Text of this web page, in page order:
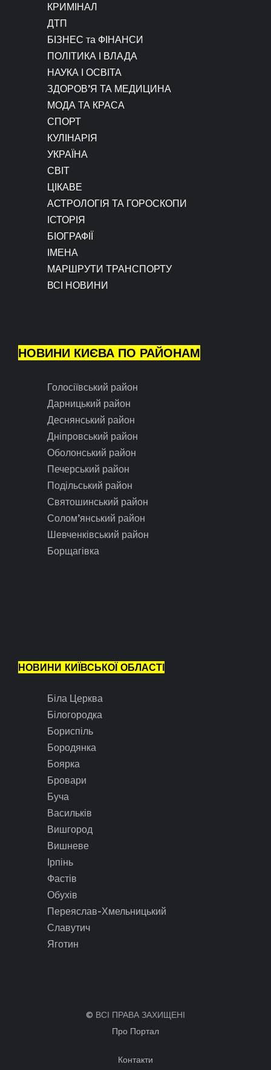
КРИМІНАЛ
ДТП
БІЗНЕС та ФІНАНСИ
ПОЛІТИКА І ВЛАДА
НАУКА І ОСВІТА
ЗДОРОВ’Я ТА МЕДИЦИНА
МОДА ТА КРАСА
СПОРТ
КУЛІНАРІЯ
УКРАЇНА
СВІТ
ЦІКАВЕ
АСТРОЛОГІЯ ТА ГОРОСКОПИ
ІСТОРІЯ
БІОГРАФІЇ
ІМЕНА
МАРШРУТИ ТРАНСПОРТУ
ВСІ НОВИНИ
НОВИНИ КИЄВА ПО РАЙОНАМ
Голосіївський район
Дарницький район
Деснянський район
Дніпровський район
Оболонський район
Печерський район
Подільський район
Святошинський район
Солом’янський район
Шевченківський район
Борщагівка
НОВИНИ КИЇВСЬКОЇ ОБЛАСТІ
Біла Церква
Білогородка
Бориспіль
Бородянка
Боярка
Бровари
Буча
Васильків
Вишгород
Вишневе
Ірпінь
Фастів
Обухів
Переяслав-Хмельницький
Славутич
Яготин
© ВСІ ПРАВА ЗАХИЩЕНІ
Про Портал
Контакти